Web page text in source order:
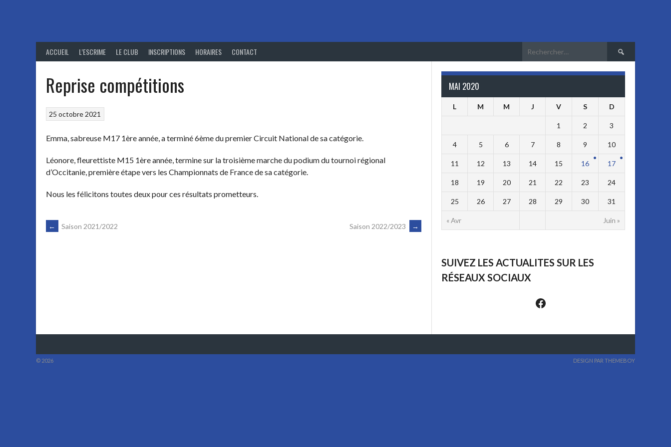
ACCUEIL L’ESCRIME LE CLUB INSCRIPTIONS HORAIRES CONTACT Rechercher :
Reprise compétitions
25 octobre 2021
Emma, sabreuse M17 1ère année, a terminé 6ème du premier Circuit National de sa catégorie.
Léonore, fleurettiste M15 1ère année, termine sur la troisième marche du podium du tournoi régional
d’Occitanie, première étape vers les Championnats de France de sa catégorie.
Nous les félicitons toutes deux pour ces résultats prometteurs.
NAVIGATION
← Saison 2021/2022 Saison 2022/2023 →
MAI 2020
L M M J V S D
« Avr Juin »
1 2 3
4 5 6 7 8 9 10
11 12 13 14 15 16 17
18 19 20 21 22 23 24
25 26 27 28 29 30 31
SUIVEZ LES ACTUALITES SUR LES
RÉSEAUX SOCIAUX
Suivez-nous sur les réseaux sociaux
© 2026 DESIGN PAR THEMEBOY